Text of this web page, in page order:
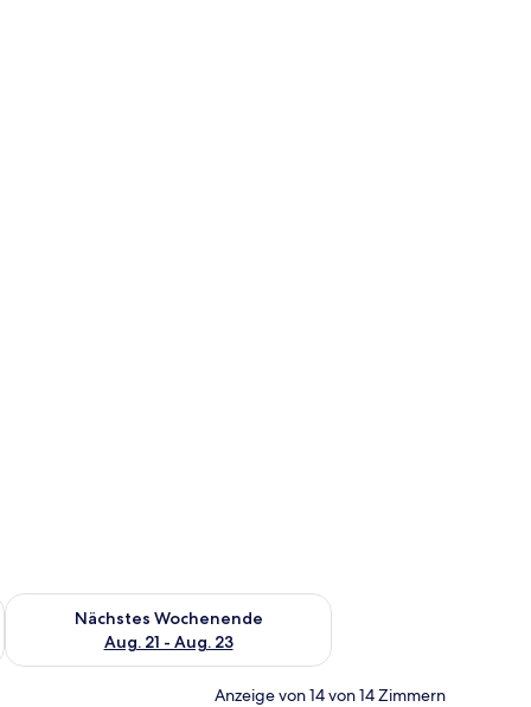
Aug. 14 - Aug. 16.
Nächstes Wochenende
Aug. 21 - Aug. 23
Überprüfe die Verfügbarkeit für nächstes Wochenende, Aug.
Anzeige von 14 von 14 Zimmern